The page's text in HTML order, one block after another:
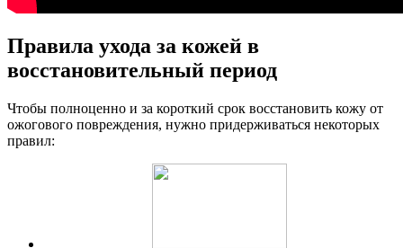
Правила ухода за кожей в
восстановительный период
Чтобы полноценно и за короткий срок восстановить кожу от
ожогового повреждения, нужно придерживаться некоторых
правил: